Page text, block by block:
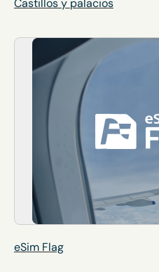
Castillos y palacios
eSim Flag